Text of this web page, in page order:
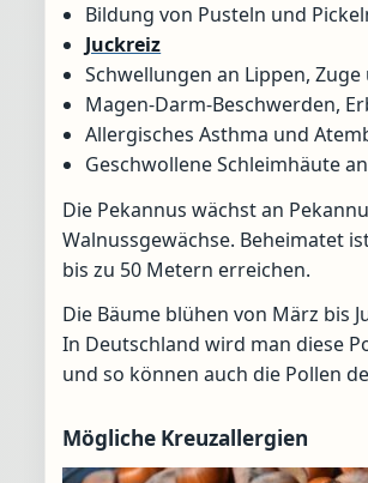
Bildung von Pusteln und
Juckreiz
Schwellungen an Lippen, Zuge
Magen-Darm-Beschwerden,
Allergisches Asthma und
Geschwollene Schleimhäute
Die Pekannus wächst an
Walnussgewächse. Beheimatet
bis zu 50 Metern erreichen.
Die Bäume blühen von März bis
In Deutschland wird man diese
und so können auch die Pollen
Mögliche Kreuzallergien